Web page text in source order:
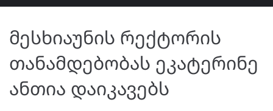
მესხიაუნის რექტორის
თანამდებობას ეკატერინე
ანთია დაიკავებს